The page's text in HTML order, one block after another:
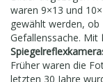
waren 9×13 und
gewählt werden,
Gefallenssache. Mit
Früher waren die
letzten 30 Jahre